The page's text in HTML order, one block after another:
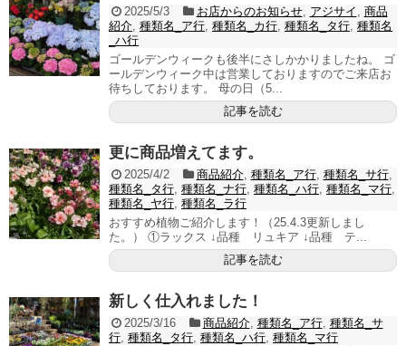
2025/5/3 お店からのお知らせ, アジサイ , 商品
紹介, 種類名_ア行, 種類名_カ行, 種類名_タ行, 種類名
_ハ行
ゴールデンウィークも後半にさしかかりましたね。 ゴ
ールデンウィーク中は営業しておりますのでご来店お
待ちしております。 母の日（5...
記事を読む
更に商品増えてます。
2025/4/2 商品紹介, 種類名_ア行, 種類名_サ行,
種類名_タ行, 種類名_ナ行, 種類名_ハ行, 種類名_マ行,
種類名_ヤ行, 種類名_ラ行
おすすめ植物ご紹介します！（25.4.3更新しまし
た。） ①ラックス ↓品種 リュキア ↓品種 テ...
記事を読む
新しく仕入れました！
2025/3/16 商品紹介, 種類名_ア行, 種類名_サ
行, 種類名_タ行, 種類名_ハ行, 種類名_マ行